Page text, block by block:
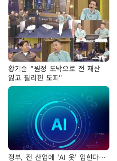
황기순 "원정 도박으로 전 재산
잃고 필리핀 도피"
정부, 전 산업에 'AI 옷' 입힌다…